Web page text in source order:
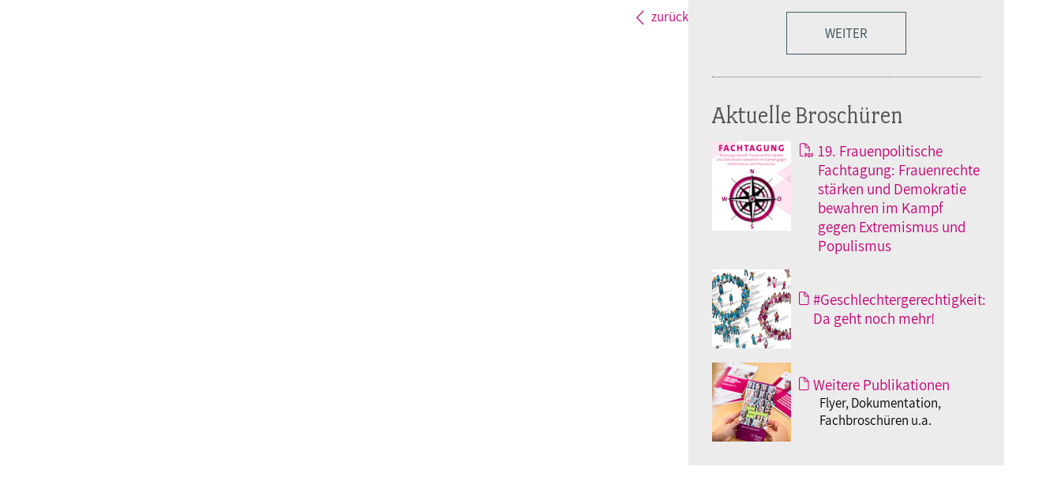
zurück
WEITER
Aktuelle Broschüren
19. Frauenpolitische
Fachtagung: Frauenrechte
stärken und Demokratie
bewahren im Kampf
gegen Extremismus und
Populismus
#Geschlechtergerechtigkeit:
Da geht noch mehr!
Weitere Publikationen
Flyer, Dokumentation,
Fachbroschüren u.a.